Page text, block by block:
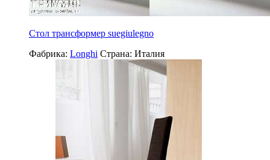
Стол трансформер suegiulegno
Фабрика: Longhi Страна: Италия